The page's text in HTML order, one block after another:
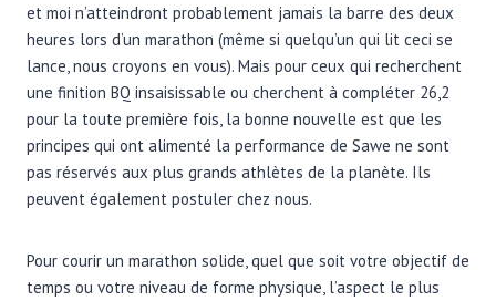
et moi n’atteindront probablement jamais la barre des deux
heures lors d’un marathon (même si quelqu’un qui lit ceci se
lance, nous croyons en vous). Mais pour ceux qui recherchent
une finition BQ insaisissable ou cherchent à compléter 26,2
pour la toute première fois, la bonne nouvelle est que les
principes qui ont alimenté la performance de Sawe ne sont
pas réservés aux plus grands athlètes de la planète. Ils
peuvent également postuler chez nous.
Pour courir un marathon solide, quel que soit votre objectif de
temps ou votre niveau de forme physique, l’aspect le plus